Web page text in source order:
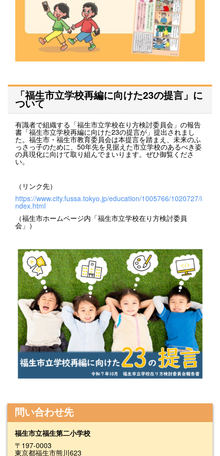
「福生市立学校再編に向けた23の提言」に
ついて
有識者で組織する「福生市立学校在り方検討委員会」の報告
書「福生市立学校再編に向けた23の提言が」提出されまし
た。福生市・福生市教育委員会は本提言を踏まえ、未来のふ
っさっ子のために、50年先を見据えた市立学校のあるべき姿
の具現化に向けて取り組んでまいります。ぜひ御覧くださ
い。
（リンク先）
https://www.city.fussa.tokyo.jp/education/1005766/1020727/i
ndex.html
（福生市ホームページ内「福生市立学校在り方検討委員
会」）
問い合わせ先
福生市立福生第二小学校
〒197-0003
東京都福生市熊川623